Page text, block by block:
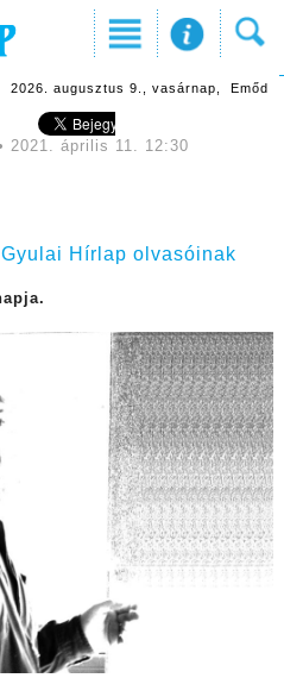
2026. augusztus 9., vasárnap, Emőd
2021. április 11. 12:30
Hírlap olvasóinak